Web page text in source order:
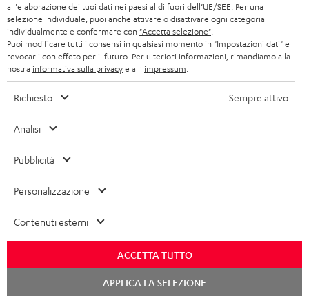
1 × Paar Dipol-Lautsprecher T 500 D 16 – Nero
1 × Dipol-Lautsprecher T 500 DL 16 – Nero
1 × Dipol-Lautsprecher T 500 DR 16 – Nero
1 × Center-Lautsprecher T 500 C 16 – Nero
1 × Piedini in gomma per T 500 F 16 / FR / D / C (4 pz.)
1 × 2,5 m Subwoofer-Kabel C3525W – Nero
1 × 30 m Lautsprecherkabel C4530S – Bianco
1 × Denon AVC-X3700H – Nero
1 × Telecomando – Nero
all'elaborazione dei tuoi dati nei paesi al di fuori dell’UE/SEE. Per una
selezione individuale, puoi anche attivare o disattivare ogni categoria
individualmente e confermare con "Accetta selezione"
Puoi modificare tutti i consensi in qualsiasi momento in "Impostazioni dati" e
revocarli con effeto per il futuro. Per ulteriori informazioni, rimandiamo alla
nostra informativa sulla privacye all' impressum
Richiesto Sempre attivo
Analisi
Pubblicità
Personalizzazione
Contenuti esterni
ACCETTA TUTTO
APPLICA LA SELEZIONE